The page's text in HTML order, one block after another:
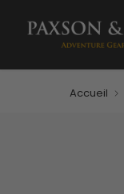
Accueil